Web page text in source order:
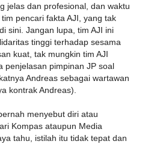
jelas dan profesional, dan waktu
pencari fakta AJI, yang tak
sini. Jangan lupa, tim AJI ini
tinggi terhadap sesama
kuat, tak mungkin tim AJI
penjelasan pimpinan JP soal
Andreas sebagai wartawan
kontrak Andreas).
menyebut diri atau
Kompas ataupun Media
tahu, istilah itu tidak tepat dan